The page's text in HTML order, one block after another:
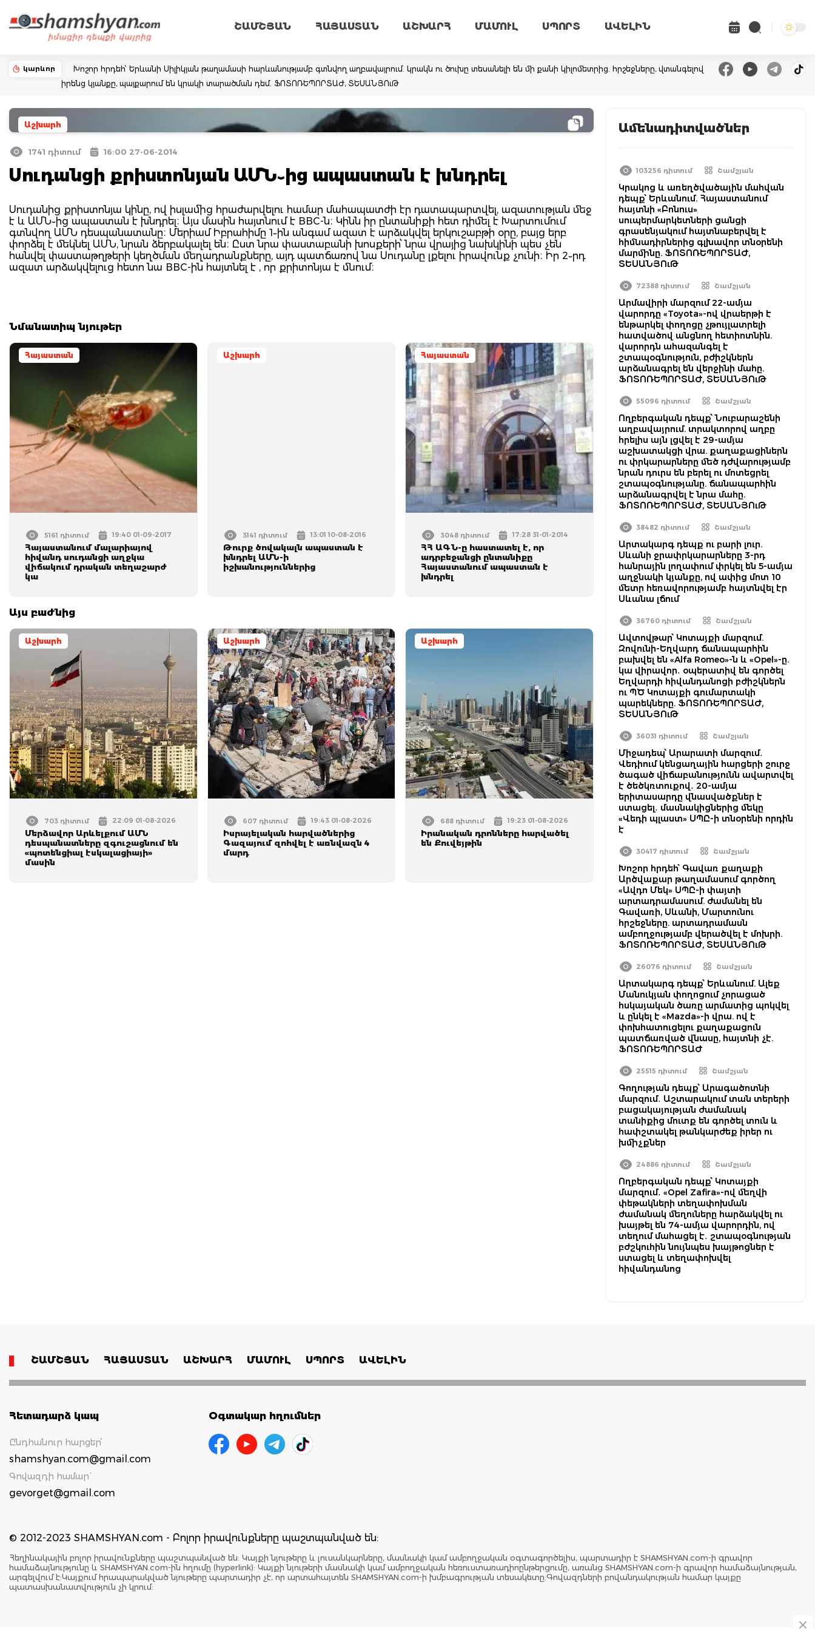
ՇԱՄՇՅԱՆ ՀԱՅԱՍՏԱՆ ԱՇԽԱՐՀ ՄԱՄՈՒԼ ՍՊՈՐՏ ԱՎԵԼԻՆ
կարևոր
Խոշոր հրդեհ՝ Երևանի Սիլիկյան թաղամասի հարևանությամբ գտնվող աղբավայրում. կրակն ու ծուխը տեսանելի են մի քանի կիլոմետրից. հրշեջները, վտանգելով
իրենց կյանքը, պայքարում են կրակի տարածման դեմ. ՖՈՏՈՌԵՊՈՐՏԱԺ, ՏԵՍԱՆՅՈւԹ
Աշխարհ
1741 դիտում 16:00 27-06-2014
Սուդանցի քրիստոնյան ԱՄՆ֊ից ապաստան է խնդրել
Սուդանից քրիստոնյա կինը, ով իսլամից հրաժարվելու համար մահապատժի էր դատապարտվել, ազատության մեջ
է և ԱՄՆ֊ից ապաստան է խնդրել։ Այս մասին հայտնում է BBC-ն։ Կինն իր ընտանիքի հետ դիմել է Խարտումում
գտնվող ԱՄՆ դեսպանատանը։ Մերիամ Իբրահիմը 1֊ին անգամ ազատ է արձակվել երկուշաբթի օրը, բայց երբ
փորձել է մեկնել ԱՄՆ, նրան ձերբակալել են։ Ըստ նրա փաստաբանի խոսքերի՝ նրա վրայից նախկինի պես չեն
հանվել փաստաթղթերի կեղծման մեղադրանքները, այդ պատճառով նա Սուդանը լքելու իրավունք չունի։ Իր 2֊րդ
ազատ արձակվելուց հետո նա BBC-ին հայտնել է , որ քրիտոնյա է մնում։
Նմանատիպ նյութեր
Հայաստան
5161 դիտում 19:40 01-09-2017
Հայաստանում մալարիայով
հիվանդ սուդանցի աղջկա
վիճակում դրական տեղաշարժ
կա
Աշխարհ
3141 դիտում 13:01 10-08-2016
Թուրք ծովակալն ապաստան է
խնդրել ԱՄՆ-ի
իշխանություններից
Հայաստան
3048 դիտում 17:28 31-01-2014
ՀՀ ԱԳՆ-ը հաստատել է, որ
ադրբեջանցի ընտանիքը
Հայաստանում ապաստան է
խնդրել
Այս բաժնից
Աշխարհ
703 դիտում 22:09 01-08-2026
Մերձավոր Արևելքում ԱՄՆ
դեսպանատները զգուշացնում են
«պոտենցիալ էսկալացիայի»
մասին
Աշխարհ
607 դիտում 19:43 01-08-2026
Իսրայելական հարվածներից
Գազայում զոհվել է առնվազն 4
մարդ
Աշխարհ
688 դիտում 19:23 01-08-2026
Իրանական դրոնները հարվածել
են Քուվեյթին
Ամենադիտվածներ
103256 դիտում Շամշյան
Կրակոց և առեղծվածային մահվան
դեպք՝ Երևանում. Հայաստանում
հայտնի «Բոնուս»
սուպերմարկետների ցանցի
գրասենյակում հայտնաբերվել է
հիմնադիրներից գլխավոր տնօրենի
մարմինը. ՖՈՏՈՌԵՊՈՐՏԱԺ,
ՏԵՍԱՆՅՈւԹ
72388 դիտում Շամշյան
Արմավիրի մարզում 22-ամյա
վարորդը «Toyota»-ով վրաերթի է
ենթարկել փողոցը չթույլատրելի
հատվածով անցնող հետիոտնին.
վարորդն ահազանգել է
շտապօգնություն, բժիշկներն
արձանագրել են վերջինի մահը.
ՖՈՏՈՌԵՊՈՐՏԱԺ, ՏԵՍԱՆՅՈւԹ
55096 դիտում Շամշյան
Ողբերգական դեպք՝ Նուբարաշենի
աղբավայրում. տրակտորով աղբը
հրելիս այն լցվել է 29-ամյա
աշխատակցի վրա. քաղաքացիներն
ու փրկարարները մեծ դժվարությամբ
նրան դուրս են բերել ու մոտեցրել
շտապօգնությանը. ճանապարհին
արձանագրվել է նրա մահը.
ՖՈՏՈՌԵՊՈՐՏԱԺ, ՏԵՍԱՆՅՈւԹ
38482 դիտում Շամշյան
Արտակարգ դեպք ու բարի լուր.
Սևանի ջրափրկարարները 3-րդ
հանրային լողափում փրկել են 5-ամյա
աղջնակի կյանքը, ով ափից մոտ 10
մետր հեռավորությամբ հայտնվել էր
Սևանա լճում
36760 դիտում Շամշյան
Ավտովթար՝ Կոտայքի մարզում.
Զովունի-Եղվարդ ճանապարհին
բախվել են «Alfa Romeo»-ն և «Opel»-ը.
կա վիրավոր․ օպերատիվ են գործել
Եղվարդի հիվանդանոցի բժիշկներն
ու ՊԾ Կոտայքի գումարտակի
պարեկները. ՖՈՏՈՌԵՊՈՐՏԱԺ,
ՏԵՍԱՆՅՈւԹ
36031 դիտում Շամշյան
Միջադեպ՝ Արարատի մարզում․
Վեդիում կենցաղային հարցերի շուրջ
ծագած վիճաբանությունն ավարտվել
է ծեծկռտուքով․ 20-ամյա
երիտասարդը վնասվածքներ է
ստացել․ մասնակիցներից մեկը
«Վեդի պլաստ» ՍՊԸ-ի տնօրենի որդին
է
30417 դիտում Շամշյան
Խոշոր հրդեհ՝ Գավառ քաղաքի
Արծվաքար թաղամասում գործող
«Ավդո Մեկ» ՍՊԸ-ի փայտի
արտադրամասում. ժամանել են
Գավառի, Սևանի, Մարտունու
հրշեջները. արտադրամասն
ամբողջությամբ վերածվել է մոխրի.
ՖՈՏՈՌԵՊՈՐՏԱԺ, ՏԵՍԱՆՅՈւԹ
26076 դիտում Շամշյան
Արտակարգ դեպք՝ Երևանում. Ալեք
Մանուկյան փողոցում չորացած
հսկայական ծառը արմատից պոկվել
և ընկել է «Mazda»-ի վրա. ով է
փոխհատուցելու քաղաքացուն
պատճառված վնասը, հայտնի չէ.
ՖՈՏՈՌԵՊՈՐՏԱԺ
25515 դիտում Շամշյան
Գողության դեպք՝ Արագածոտնի
մարզում․ Աշտարակում տան տերերի
բացակայության ժամանակ
տանիքից մուտք են գործել տուն և
հափշտակել թանկարժեք իրեր ու
խմիչքներ
24886 դիտում Շամշյան
Ողբերգական դեպք՝ Կոտայքի
մարզում․ «Opel Zafira»-ով մեղվի
փեթակների տեղափոխման
ժամանակ մեղուները հարձակվել ու
խայթել են 74-ամյա վարորդին, ով
տեղում մահացել է․ շտապօգնության
բժշկուհին նույնպես խայթոցներ է
ստացել և տեղափոխվել
հիվանդանոց
ՇԱՄՇՅԱՆ ՀԱՅԱՍՏԱՆ ԱՇԽԱՐՀ ՄԱՄՈՒԼ ՍՊՈՐՏ ԱՎԵԼԻՆ
Հետադարձ կապ
Ընդհանուր հարցեր՝
shamshyan.com@gmail.com
Գովազդի համար`
gevorget@gmail.com
Օգտակար հղումներ
© 2012-2023 SHAMSHYAN.com - Բոլոր իրավունքները պաշտպանված են:
Հեղինակային բոլոր իրավունքները պաշտպանված են: Կայքի նյութերը և լուսանկարները, մասնակի կամ ամբողջական օգտագործելիս, պարտադիր է SHAMSHYAN.com-ի գրավոր
համաձայնությունը և SHAMSHYAN.com-ին հղումը (hyperlink): Կայքի նյութերի մասնակի կամ ամբողջական հեռուստառադիոընթերցումը, առանց SHAMSHYAN.com-ի գրավոր համաձայնության,
արգելվում է:Կայքում հրապարակված նյութերը պարտադիր չէ, որ արտահայտեն SHAMSHYAN.com-ի խմբագրության տեսակետը:Գովազդների բովանդակության համար կայքը
պատասխանատվություն չի կրում: